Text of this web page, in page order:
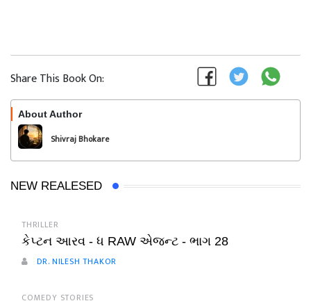
Share This Book On:
About Author
Shivraj Bhokare
NEW REALESED
THRILLER
કેપ્ટન આરવ - ધ RAW એજન્ટ - ભાગ 28
DR. NILESH THAKOR
COMEDY STORIES